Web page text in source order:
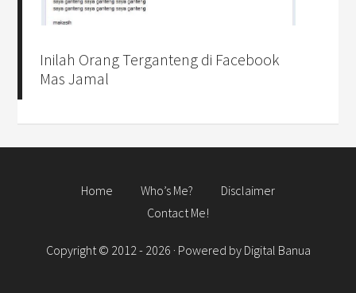
Inilah Orang Terganteng di Facebook
Mas Jamal
Home Who’s Me?
Disclaimer
Contact Me!
Copyright © 2012 - 2026 · Powered by Digital Banua